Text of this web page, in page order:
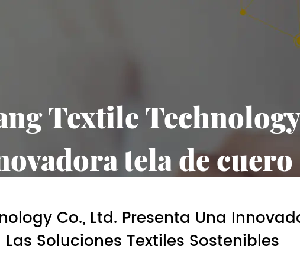
Textile
tela de
soluciones textiles
Co., Ltd. presenta una innovadora tela de cuero reciclado que revoluciona
Co., Ltd. Presenta Una
Soluciones Textiles Sostenibles